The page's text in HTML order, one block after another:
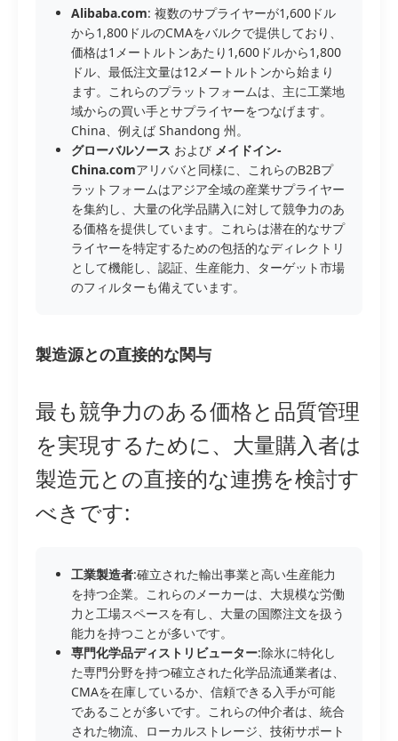
Alibaba.com: 複数のサプライヤーが1,600ドル
から1,800ドルのCMAをバルクで提供しており、
価格は1メートルトンあたり1,600ドルから1,800
ドル、最低注文量は12メートルトンから始まり
ます。これらのプラットフォームは、主に工業地
域からの買い手とサプライヤーをつなげます。
China、例えば Shandong 州。
グローバルソース および メイドイン-
China.comアリババと同様に、これらのB2Bプ
ラットフォームはアジア全域の産業サプライヤー
を集約し、大量の化学品購入に対して競争力のあ
る価格を提供しています。これらは潜在的なサプ
ライヤーを特定するための包括的なディレクトリ
として機能し、認証、生産能力、ターゲット市場
のフィルターも備えています。
製造源との直接的な関与
最も競争力のある価格と品質管理
を実現するために、大量購入者は
製造元との直接的な連携を検討す
べきです:
工業製造者:確立された輸出事業と高い生産能力
を持つ企業。これらのメーカーは、大規模な労働
力と工場スペースを有し、大量の国際注文を扱う
能力を持つことが多いです。
専門化学品ディストリビューター:除氷に特化し
た専門分野を持つ確立された化学品流通業者は、
CMAを在庫しているか、信頼できる入手が可能
であることが多いです。これらの仲介者は、統合
された物流、ローカルストレージ、技術サポート